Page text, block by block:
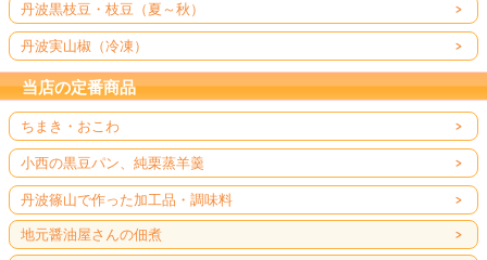
丹波黒枝豆・枝豆（夏～秋）
丹波実山椒（冷凍）
当店の定番商品
ちまき・おこわ
小西の黒豆パン、純栗蒸羊羹
丹波篠山で作った加工品・調味料
地元醤油屋さんの佃煮